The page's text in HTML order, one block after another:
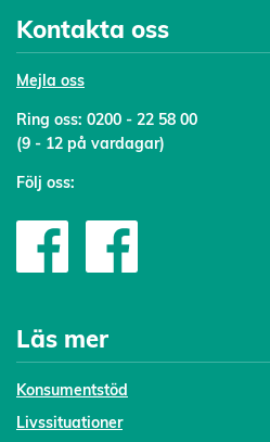
Kontakta oss
Mejla oss
Ring oss: 0200 - 22 58 00
(9 - 12 på vardagar)
Följ oss:
Läs mer
Konsumentstöd
Livssituationer